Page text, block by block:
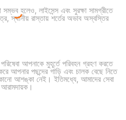
সম্ভব হলেও, লাইসেন্স এবং সুরক্ষা সামগ্রীতে
স্থানীয় রাস্তায় শর্তের অভাব অস্বস্তির
আপনাকে মুহূর্তে পরিবহন গ্রহণ করতে
আপনার পছন্দের গাড়ি এবং চালক বেছে নিতে
আশঙ্কা নেই। ইতিমধ্যে, আমাদের সেবা